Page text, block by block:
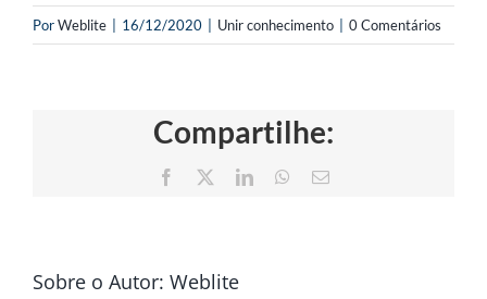
PorWeblite 16/12/2020 Unir conhecimento 0 Comentários
Compartilhe:
Facebook LinkedInWhatsApp
E-
Sobre o Autor: Weblite